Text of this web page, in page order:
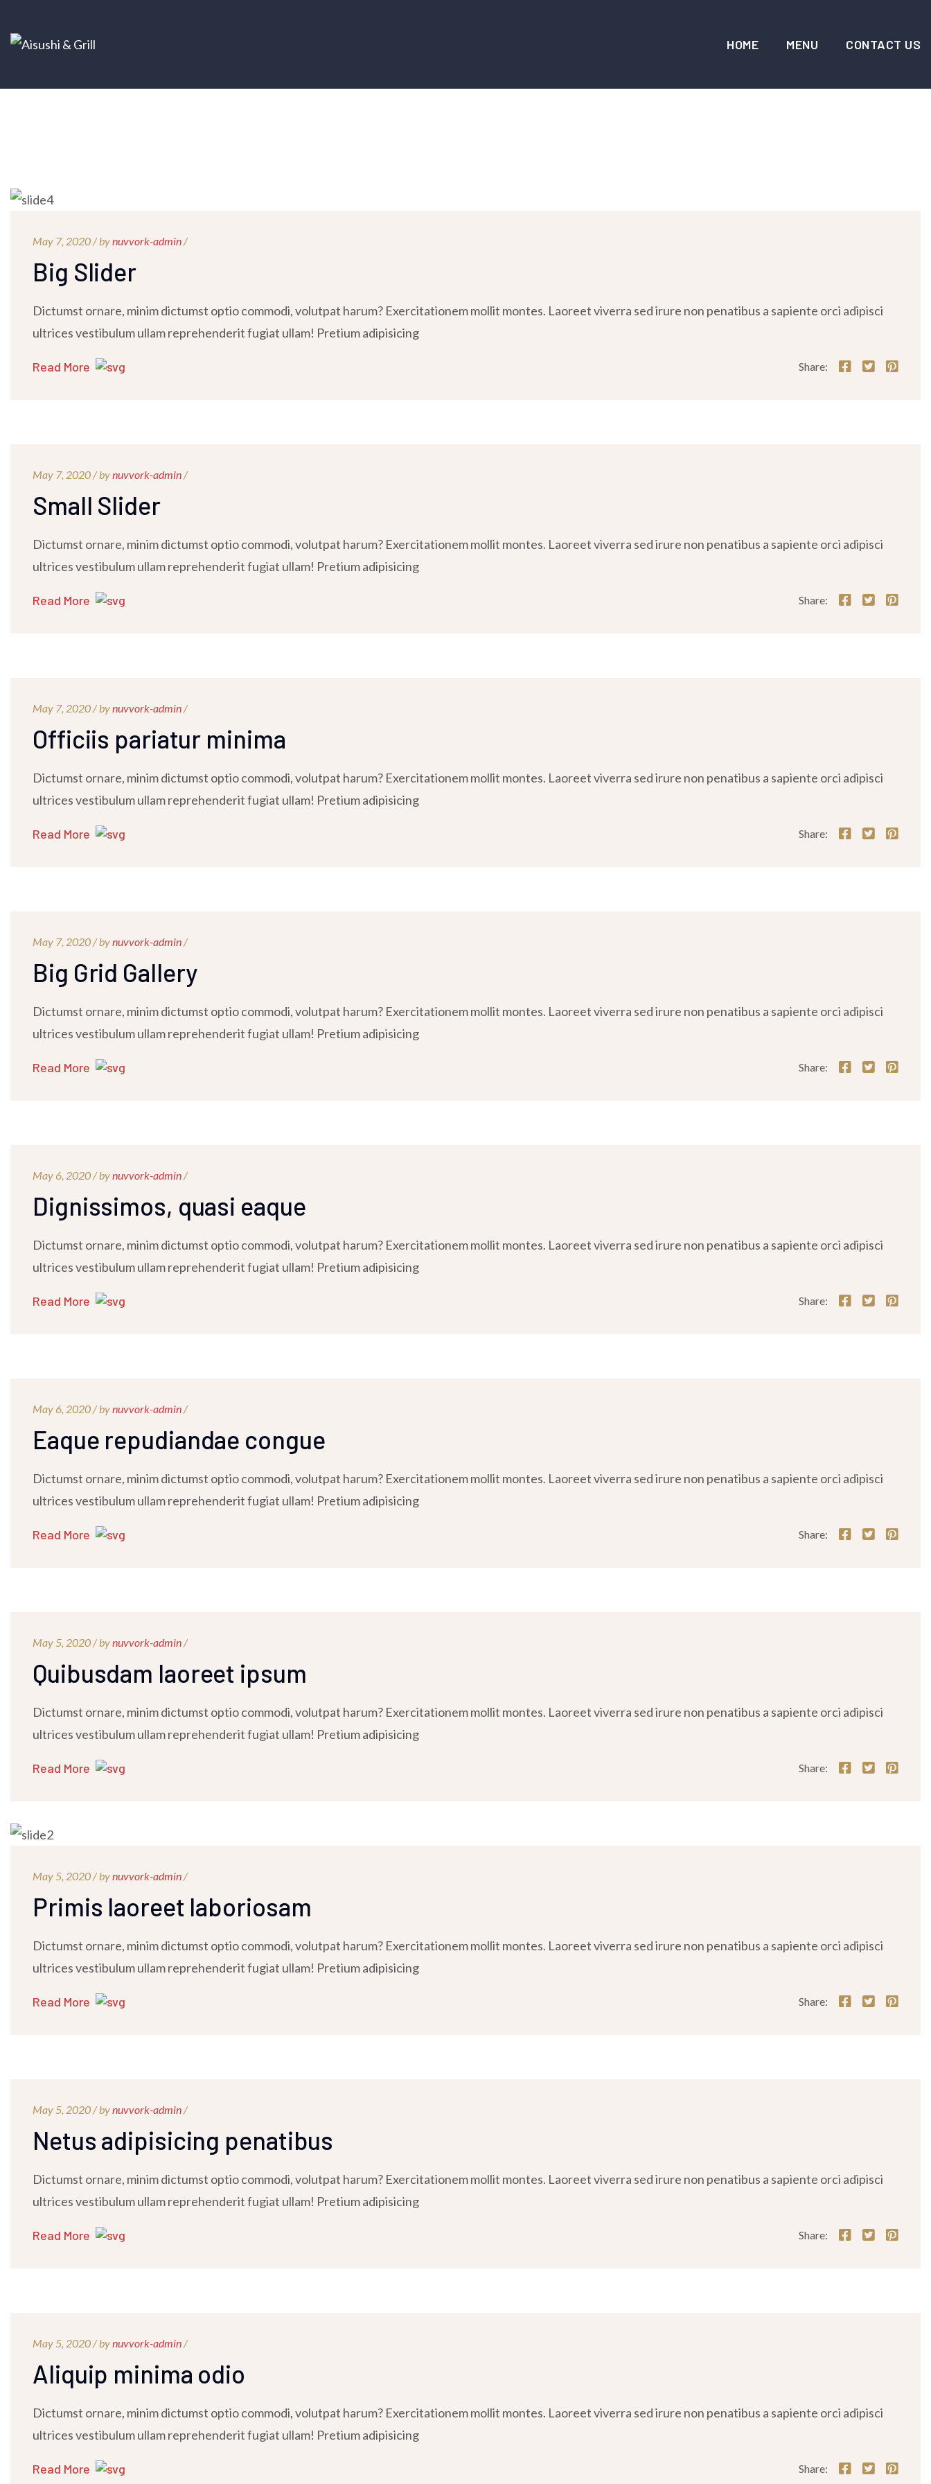
HOME MENU CONTACT US
May 7, 2020 /bynuvvork-admin/
Big Slider
Dictumst ornare, minim dictumst optio commodi, volutpat harum? Exercitationem mollit montes. Laoreet viverra sed irure non penatibus a sapiente orci adipisci
ultrices vestibulum ullam reprehenderit fugiat ullam! Pretium adipisicing
Read More Share:
May 7, 2020 /bynuvvork-admin/
Small Slider
Dictumst ornare, minim dictumst optio commodi, volutpat harum? Exercitationem mollit montes. Laoreet viverra sed irure non penatibus a sapiente orci adipisci
ultrices vestibulum ullam reprehenderit fugiat ullam! Pretium adipisicing
Read More Share:
May 7, 2020 /bynuvvork-admin/
Officiis pariatur minima
Dictumst ornare, minim dictumst optio commodi, volutpat harum? Exercitationem mollit montes. Laoreet viverra sed irure non penatibus a sapiente orci adipisci
ultrices vestibulum ullam reprehenderit fugiat ullam! Pretium adipisicing
Read More Share:
May 7, 2020 /bynuvvork-admin/
Big Grid Gallery
Dictumst ornare, minim dictumst optio commodi, volutpat harum? Exercitationem mollit montes. Laoreet viverra sed irure non penatibus a sapiente orci adipisci
ultrices vestibulum ullam reprehenderit fugiat ullam! Pretium adipisicing
Read More Share:
May 6, 2020 /bynuvvork-admin/
Dignissimos, quasi eaque
Dictumst ornare, minim dictumst optio commodi, volutpat harum? Exercitationem mollit montes. Laoreet viverra sed irure non penatibus a sapiente orci adipisci
ultrices vestibulum ullam reprehenderit fugiat ullam! Pretium adipisicing
Read More Share:
May 6, 2020 /bynuvvork-admin/
Eaque repudiandae congue
Dictumst ornare, minim dictumst optio commodi, volutpat harum? Exercitationem mollit montes. Laoreet viverra sed irure non penatibus a sapiente orci adipisci
ultrices vestibulum ullam reprehenderit fugiat ullam! Pretium adipisicing
Read More Share:
May 5, 2020 /bynuvvork-admin/
Quibusdam laoreet ipsum
Dictumst ornare, minim dictumst optio commodi, volutpat harum? Exercitationem mollit montes. Laoreet viverra sed irure non penatibus a sapiente orci adipisci
ultrices vestibulum ullam reprehenderit fugiat ullam! Pretium adipisicing
Read More Share:
May 5, 2020 /bynuvvork-admin/
Primis laoreet laboriosam
Dictumst ornare, minim dictumst optio commodi, volutpat harum? Exercitationem mollit montes. Laoreet viverra sed irure non penatibus a sapiente orci adipisci
ultrices vestibulum ullam reprehenderit fugiat ullam! Pretium adipisicing
Read More Share:
May 5, 2020 /bynuvvork-admin/
Netus adipisicing penatibus
Dictumst ornare, minim dictumst optio commodi, volutpat harum? Exercitationem mollit montes. Laoreet viverra sed irure non penatibus a sapiente orci adipisci
ultrices vestibulum ullam reprehenderit fugiat ullam! Pretium adipisicing
Read More Share:
May 5, 2020 /bynuvvork-admin/
Aliquip minima odio
Dictumst ornare, minim dictumst optio commodi, volutpat harum? Exercitationem mollit montes. Laoreet viverra sed irure non penatibus a sapiente orci adipisci
ultrices vestibulum ullam reprehenderit fugiat ullam! Pretium adipisicing
Read More Share: